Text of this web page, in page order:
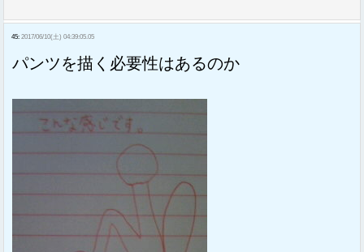
45: 2017/06/10(土) 04:39:05.05
パンツを描く必要性はあるのか